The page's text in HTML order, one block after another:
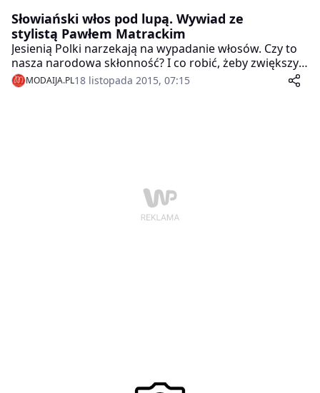
Słowiański włos pod lupą. Wywiad ze
stylistą Pawłem Matrackim
Jesienią Polki narzekają na wypadanie włosów. Czy to
nasza narodowa skłonność? I co robić, żeby zwiększyć
objętość fryzury? Na te i inne pytania odpowiada
ambasador marki Biovax, fryzjer i stylista Paweł
MODAIJA.PL18 listopada 2015, 07:15